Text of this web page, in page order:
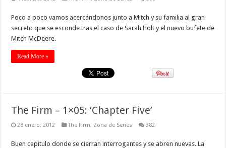
Poco a poco vamos acercándonos junto a Mitch y su familia al gran
secreto que se esconde tras el caso de Sarah Holt y el nuevo bufete de
Mitch McDeere.
Read More »
The Firm – 1×05: ‘Chapter Five’
28 enero, 2012 The Firm, Zona de Series 382
Buen capitulo donde se cierran interrogantes y se abren nuevas. La